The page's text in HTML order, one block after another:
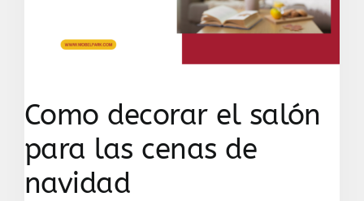
Como decorar el salón
para las cenas de
navidad